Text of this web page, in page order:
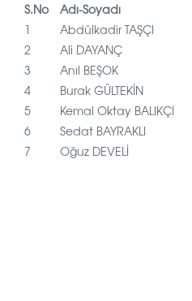
S.No
Adı-Soyadı
1
Abdülkadir TAŞÇI
2
Ali DAYANÇ
3
Anıl BEŞOK
4
Burak GÜLTEKİN
5
Kemal Oktay BALIKÇI
6
Sedat BAYRAKLI
7
Oğuz DEVELİ